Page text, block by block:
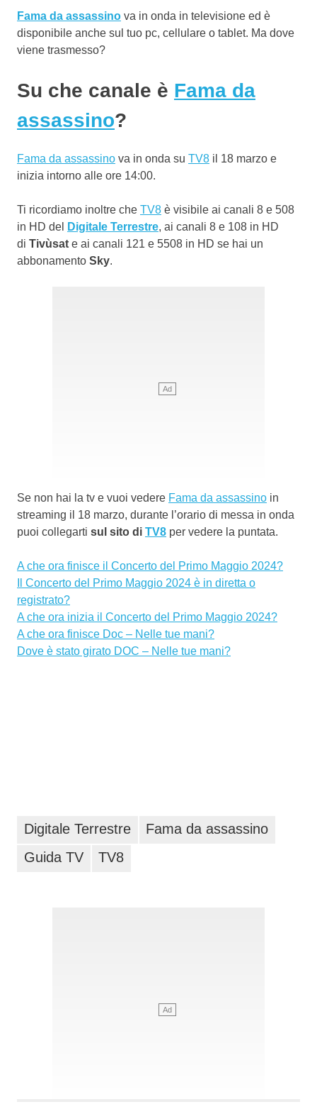
Fama da assassino va in onda in televisione ed è
disponibile anche sul tuo pc, cellulare o tablet. Ma dove
viene trasmesso?
Su che canale è Fama da
assassino?
Fama da assassino va in onda su TV8 il 18 marzo e
inizia intorno alle ore 14:00.
Ti ricordiamo inoltre che TV8 è visibile ai canali 8 e 508
in HD del
Digitale Terrestre, ai canali 8 e 108 in HD
di Tivùsat e ai canali 121 e 5508 in HD se hai un
abbonamento Sky.
Se non hai la tv e vuoi vedere Fama da assassino in
streaming il 18 marzo, durante l’orario di messa in onda
puoi collegarti sul sito di TV8 per vedere la puntata.
A che ora finisce il Concerto del Primo Maggio 2024?
Il Concerto del Primo Maggio 2024 è in diretta o
registrato?
A che ora inizia il Concerto del Primo Maggio 2024?
A che ora finisce Doc – Nelle tue mani?
Dove è stato girato DOC – Nelle tue mani?
Digitale Terrestre
Fama da assassino
Guida TV
TV8